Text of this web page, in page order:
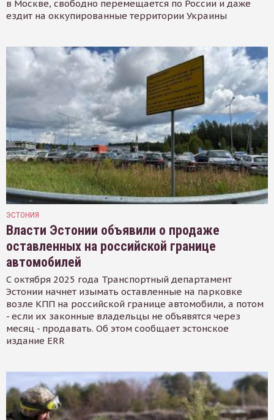
в Москве, свободно перемещается по России и даже
ездит на оккупированные территории Украины
ЭСТОНИЯ
Власти Эстонии объявили о продаже
оставленных на российской границе
автомобилей
С октября 2025 года Транспортный департамент
Эстонии начнет изымать оставленные на парковке
возле КПП на российской границе автомобили, а потом
- если их законные владельцы не объявятся через
месяц - продавать. Об этом сообщает эстонское
издание ERR